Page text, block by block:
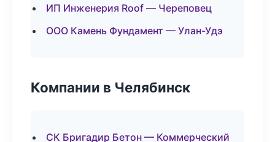
ИП Инженерия Roof — Череповец
ООО Камень Фундамент — Улан-Удэ
Компании в Челябинск
СК Бригадир Бетон — Коммерческий